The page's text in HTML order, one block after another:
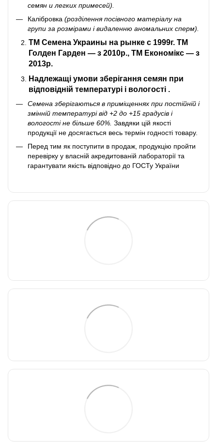
семян и легких примесей).
Калібровка (розділення посівного матеріалу на
групи за розмірами і видаленню аномальних сперм).
ТМ Семена Украины на рынке с 1999г. ТМ
Голден Гарден — з 2010р., ТМ Економікс — з
2013р.
Надлежащі умови зберігання семян при
відповідній температурі і вологості .
Семена зберігаються в приміщеннях при постійній і
змінній температурі від +2 до +15 градусів і
вологості не більше 60%. Завдяки цій якості
продукції не досягається весь термін годності товару.
Перед тим як поступити в продаж, продукцію пройти
перевірку у власній акредитованій лабораторії та
гарантувати якість відповідно до ГОСТу України